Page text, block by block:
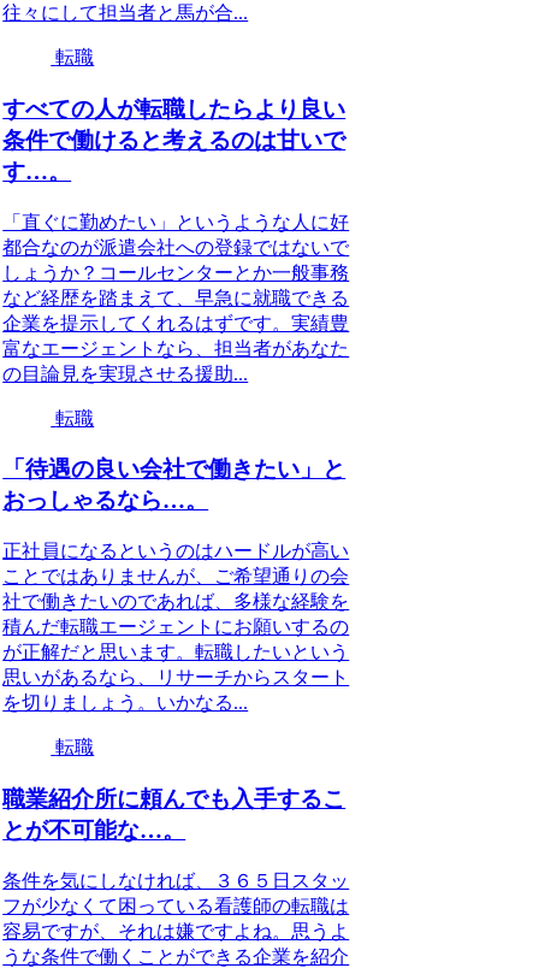
往々にして担当者と馬が合...
転職
すべての人が転職したらより良い
条件で働けると考えるのは甘いで
す…。
「直ぐに勤めたい」というような人に好
都合なのが派遣会社への登録ではないで
しょうか？コールセンターとか一般事務
など経歴を踏まえて、早急に就職できる
企業を提示してくれるはずです。実績豊
富なエージェントなら、担当者があなた
の目論見を実現させる援助...
転職
「待遇の良い会社で働きたい」と
おっしゃるなら…。
正社員になるというのはハードルが高い
ことではありませんが、ご希望通りの会
社で働きたいのであれば、多様な経験を
積んだ転職エージェントにお願いするの
が正解だと思います。転職したいという
思いがあるなら、リサーチからスタート
を切りましょう。いかなる...
転職
職業紹介所に頼んでも入手するこ
とが不可能な…。
条件を気にしなければ、３６５日スタッ
フが少なくて困っている看護師の転職は
容易ですが、それは嫌ですよね。思うよ
うな条件で働くことができる企業を紹介